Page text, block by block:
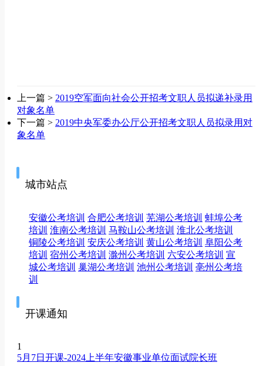
上一篇 > 2019空军面向社会公开招考文职人员拟递补录用
对象名单
下一篇 > 2019中央军委办公厅公开招考文职人员拟录用对
象名单
城市站点
安徽公考培训 合肥公考培训 芜湖公考培训 蚌埠公考
培训 淮南公考培训 马鞍山公考培训 淮北公考培训
铜陵公考培训 安庆公考培训 黄山公考培训 阜阳公考
培训 宿州公考培训 滁州公考培训 六安公考培训 宣
城公考培训 巢湖公考培训 池州公考培训 亳州公考培
训
开课通知
1
5月7日开课-2024上半年安徽事业单位面试院长班